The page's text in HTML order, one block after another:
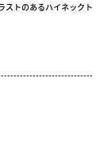
ストのあるハイネックト